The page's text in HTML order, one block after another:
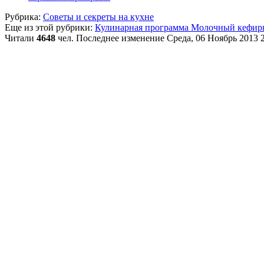
Рубрика: Советы и секреты на кухне
Еще из этой рубрики: Кулинарная программа Молочный
Читали 4648 чел. Последнее изменение Среда, 06 Ноябрь 2013